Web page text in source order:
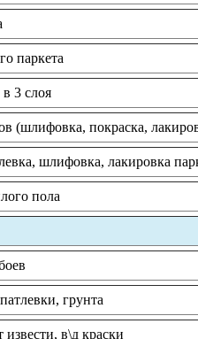
паркета
3 слоя
(шлифовка, покраска,
шлифовка, лакировка
пола
грунта
извести, в\д краски